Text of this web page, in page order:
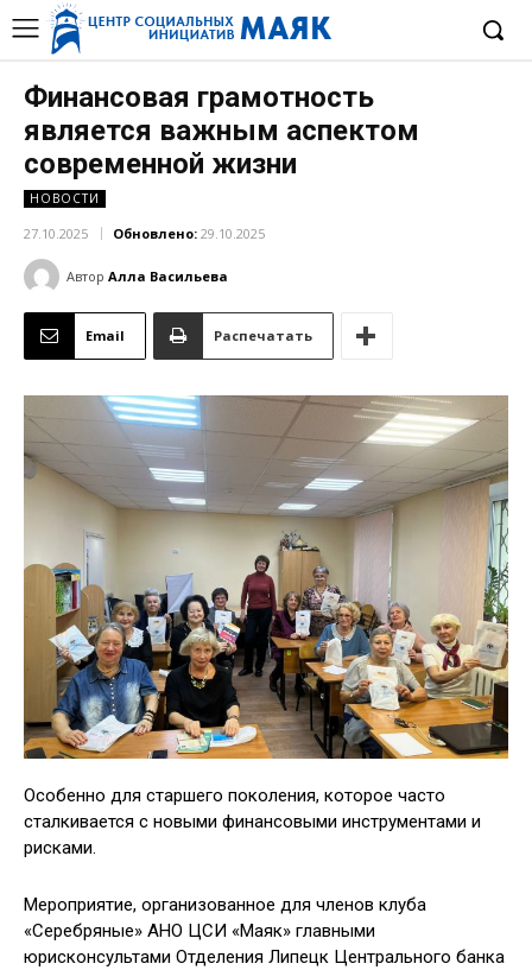
Финансовая грамотность
является важным аспектом
современной жизни
НОВОСТИ
27.10.2025 Обновлено: 29.10.2025
Автор Алла Васильева
Email Распечатать
Особенно для старшего поколения, которое часто
сталкивается с новыми финансовыми инструментами и
рисками.
Мероприятие, организованное для членов клуба
«Серебряные» АНО ЦСИ «Маяк» главными
юрисконсультами Отделения Липецк Центрального банка